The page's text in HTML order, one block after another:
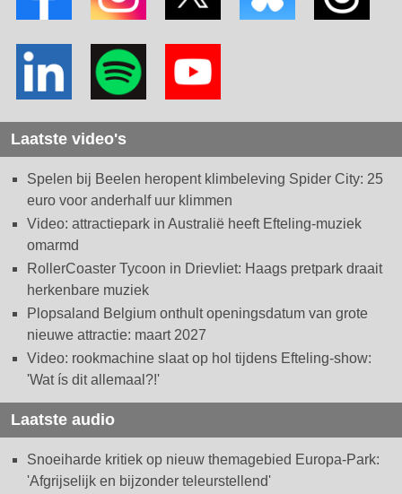
Laatste video's
Spelen bij Beelen heropent klimbeleving Spider City: 25
euro voor anderhalf uur klimmen
Video: attractiepark in Australië heeft Efteling-muziek
omarmd
RollerCoaster Tycoon in Drievliet: Haags pretpark draait
herkenbare muziek
Plopsaland Belgium onthult openingsdatum van grote
nieuwe attractie: maart 2027
Video: rookmachine slaat op hol tijdens Efteling-show:
'Wat ís dit allemaal?!'
Laatste audio
Snoeiharde kritiek op nieuw themagebied Europa-Park:
'Afgrijselijk en bijzonder teleurstellend'